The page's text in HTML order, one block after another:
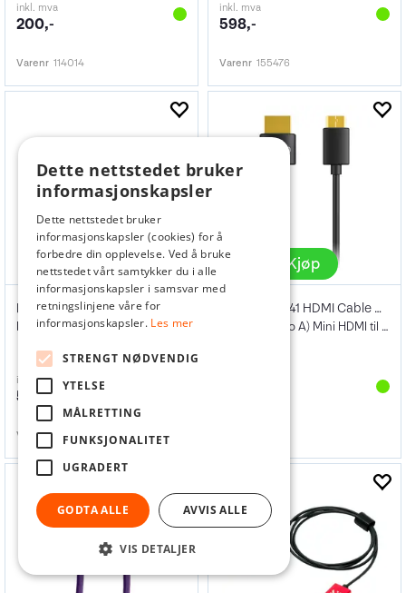
inkl. mva
200,-
Varenr 114014
inkl. mva
598,-
Varenr 155476
Kjøp
Røde XLR Cable Pink 3 m
Rosa XLR-kabel. 3 meter
inkl. mva
598,-
Varenr 155478
Kjøp
SmallRig 3041 HDMI Cable Ultra Slim
4K 55cm (C to A) Mini HDMI til HDMI
Dette nettstedet bruker
informasjonskapsler
Dette nettstedet bruker
informasjonskapsler (cookies) for å
forbedre din opplevelse. Ved å bruke
nettstedet vårt samtykker du i alle
informasjonskapsler i samsvar med
retningslinjene våre for
informasjonskapsler. Les mer
STRENGT NØDVENDIG
YTELSE
MÅLRETTING
FUNKSJONALITET
UGRADERT
GODTA ALLE AVVIS ALLE
VIS DETALJER